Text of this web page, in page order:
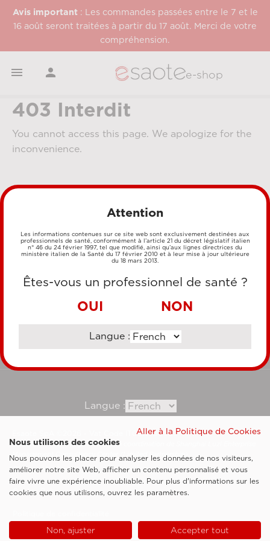
Avis important: Les commandes passées entre le 7 et le
16 août seront traitées à partir du 17 août. Merci de votre
compréhension.
  e-shop
403 Interdit
You cannot access this page. We apologize for the
inconvenience.
MÉTHODES DE PAIEMENT
VIREMENT BANCAIRE
Langue :
Esaote SpA ©2026 - Vat Code IT05131180969
Société soumise à la gestion et à la coordination de Shanghai Luzi Enterprise
Management Consultancy Center (Limited Partnership)
Clauses légales
Cookie Policy
Attention
Les informations contenues sur ce site web sont exclusivement destinées aux
professionnels de santé, conformément à l’article 21 du décret législatif italien
n° 46 du 24 février 1997, tel que modifié, ainsi qu’aux lignes directrices du
ministère italien de la Santé du 17 février 2010 et à leur mise à jour ultérieure
du 18 mars 2013.
Êtes-vous un professionnel de santé ?
OUI NON
Langue :
Aller à la Politique de Cookies
Nous utilisons des cookies
Nous pouvons les placer pour analyser les données de nos visiteurs,
améliorer notre site Web, afficher un contenu personnalisé et vous
faire vivre une expérience inoubliable. Pour plus d'informations sur les
cookies que nous utilisons, ouvrez les paramètres.
Non, ajuster Accepter tout